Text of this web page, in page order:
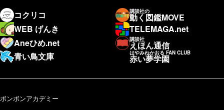
コクリコ
講談社の
動く図鑑MOVE
WEB げんき
TELEMAGA.net
Aneひめ.net
講談社
えほん通信
青い鳥文庫
はやみねかおる FAN CLUB
赤い夢学園
ボンボンアカデミー